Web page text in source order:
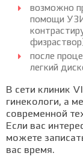
возможно
помощи УЗИ
после
легкий
В сети клиник
гинекологи, а
современной
Если вас
можете
вас время.